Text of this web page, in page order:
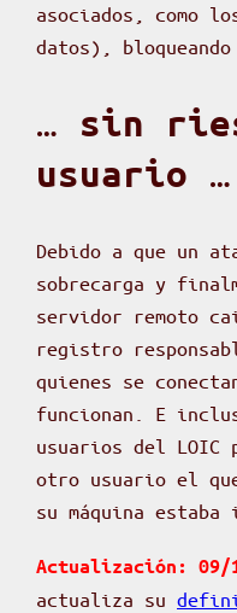
asociados, como
datos),
… sin
usuario …
Debido a que un
sobrecarga y
servidor remoto
registro
quienes se
funcionan. E
usuarios del LOIC
otro usuario el
su máquina estaba
Actualización: 09/
actualiza su